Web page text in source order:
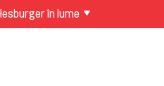
în lume